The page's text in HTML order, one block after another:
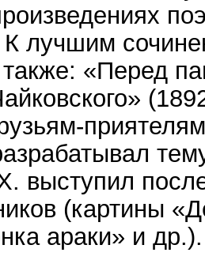
лучшим
также: «Перед
выступил
(картины
араки» и др.).